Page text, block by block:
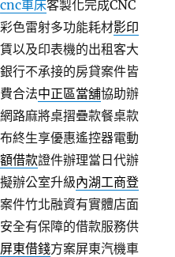
cnc車床客製化完成CNC
色雷射多功能耗材影印
以及印表機的出租客大
銀行不承接的房貸案件皆
合法中正區當舖協助辦
路麻將桌摺疊款餐桌款
終生享優惠遙控器電動
借款證件辦理當日代辦
辦公室升級內湖工商登
件竹北融資有實體店面
全有保障的借款服務供
屏東借錢方案屏東汽機車